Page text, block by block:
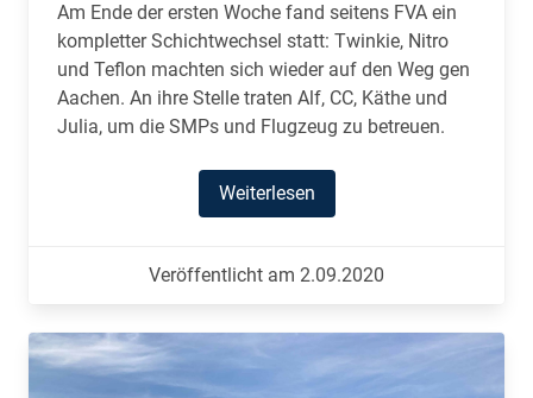
Am Ende der ersten Woche fand seitens FVA ein
kompletter Schichtwechsel statt: Twinkie, Nitro
und Teflon machten sich wieder auf den Weg gen
Aachen. An ihre Stelle traten Alf, CC, Käthe und
Julia, um die SMPs und Flugzeug zu betreuen.
Weiterlesen
Veröffentlicht am 2.09.2020